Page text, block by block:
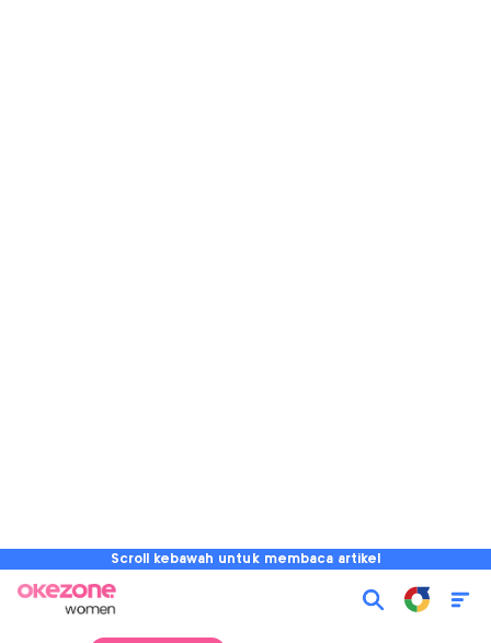
Scroll kebawah untuk membaca artikel